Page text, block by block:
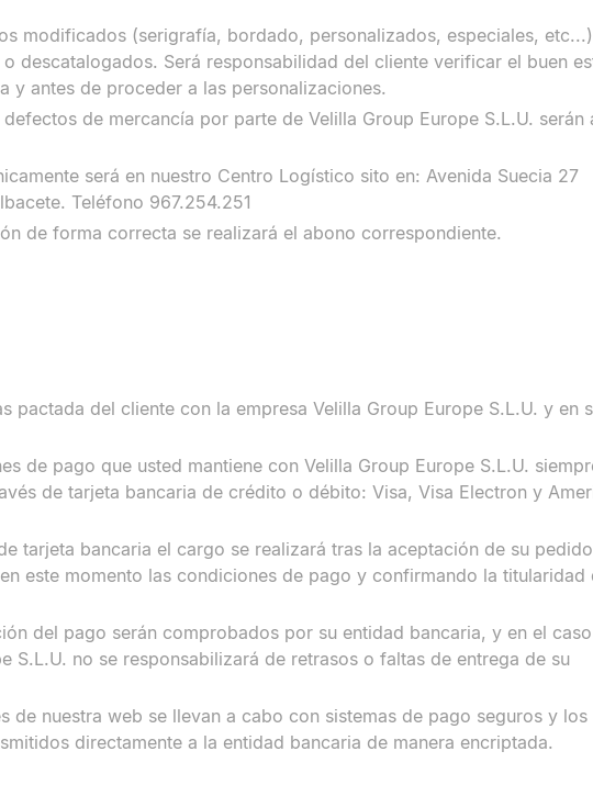
modificados (serigrafía, bordado, personalizados, especiales,
descatalogados. Será responsabilidad del cliente verificar el buen
y antes de proceder a las personalizaciones.
de mercancía por parte de Velilla Group Europe S.L.U. serán
será en nuestro Centro Logístico sito en: Avenida Suecia 27
Teléfono 967.254.251
de forma correcta se realizará el abono correspondiente.
pactada del cliente con la empresa Velilla Group Europe S.L.U. y en
de pago que usted mantiene con Velilla Group Europe S.L.U.
de tarjeta bancaria de crédito o débito: Visa, Visa Electron y
tarjeta bancaria el cargo se realizará tras la aceptación de su
este momento las condiciones de pago y confirmando la titularidad
del pago serán comprobados por su entidad bancaria, y en el
S.L.U. no se responsabilizará de retrasos o faltas de entrega de su
de nuestra web se llevan a cabo con sistemas de pago seguros y los
directamente a la entidad bancaria de manera encriptada.